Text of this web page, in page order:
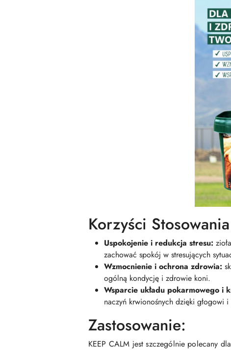
Korzyści
Uspokojenie i redukcja stresu:
zachować spokój w stresujących
Wzmocnienie i ochrona zdrowia:
ogólną kondycję i zdrowie koni.
Wsparcie układu pokarmowego i
naczyń krwionośnych dzięki
Zastosowanie:
KEEP CALM jest szczególnie polecany